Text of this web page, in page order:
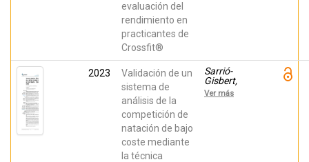
evaluación del
rendimiento en
practicantes de
Crossfit®
2023
Validación de un
sistema de
análisis de la
competición de
natación de bajo
coste mediante
la técnica
Sarrió-
Gisbert,
Vicente;
Sanchis-
Ver más